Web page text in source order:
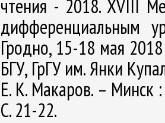
чтения - 2018. XVIII
дифференциальным
Гродно, 15-18 мая
БГУ, ГрГУ им. Янки
Е. К. Макаров. – Минск
С. 21-22.